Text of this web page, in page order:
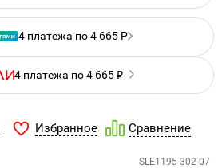
4 платежа по 4 665 ₽
4 платежа по 4 665 Р
Избранное Сравнение
SLE1195-302-07